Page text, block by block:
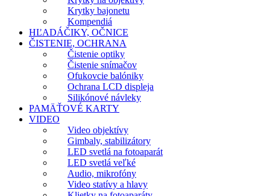
Krytky bajonetu
Kompendiá
HĽADÁČIKY, OČNICE
ČISTENIE, OCHRANA
Čistenie optiky
Čistenie snímačov
Ofukovcie balóniky
Ochrana LCD displeja
Silikónové návleky
PAMÄŤOVÉ KARTY
VIDEO
Video objektívy
Gimbaly, stabilizátory
LED svetlá na fotoaparát
LED svetlá veľké
Audio, mikrofóny
Video statívy a hlavy